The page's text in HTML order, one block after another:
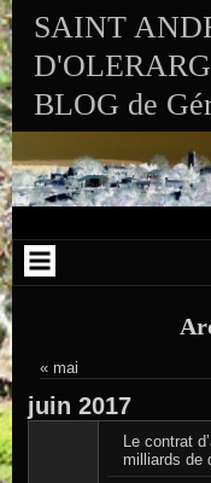
SAINT
BLOG de
« mai
juin 2017
Le contrat
milliards de